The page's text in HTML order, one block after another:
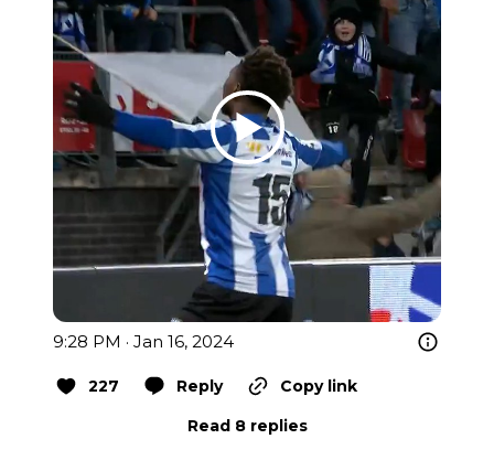
9:28 PM · Jan 16, 2024
227 Reply
Copy link
Read 8 replies